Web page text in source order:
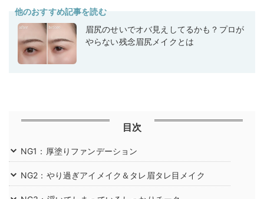
他のおすすめ記事を読む
眉尻のせいでオバ見えしてるかも？プロが
やらない残念眉尻メイクとは
目次
NG1：厚塗りファンデーション
NG2：やり過ぎアイメイク＆タレ眉タレ目メイク